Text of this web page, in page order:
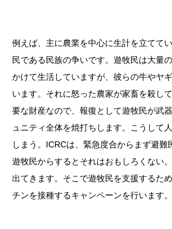
例えば、主に農業を中心に生計を立てて
民である民族の争いです。遊牧民は大量
かけて生活していますが、彼らの牛やヤ
います。それに怒った農家が家畜を殺し
要な財産なので、報復として遊牧民が武
ュニティ全体を焼打ちします。こうして
しまう。ICRCは、緊急度合からまず避難
遊牧民からするとそれはおもしろくない
出てきます。そこで遊牧民を支援するた
チンを接種するキャンペーンを行います。